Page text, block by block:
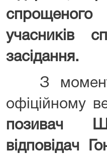
учасників
засідання.
З моменту
офіційному
позивач
відповідач